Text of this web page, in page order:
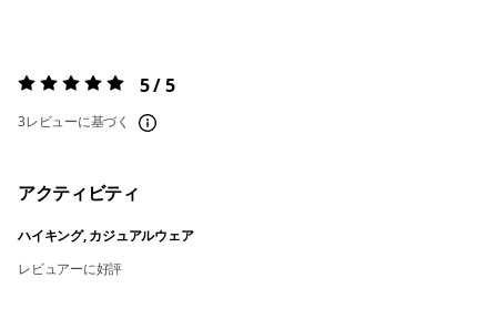
評価:5 / 5 5 / 5
3レビューに基づく
アクティビティ
ハイキング, カジュアルウェア
レビュアーに好評